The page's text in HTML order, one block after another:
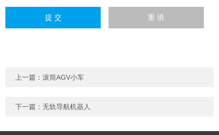
上一篇：滚筒AGV小车
下一篇：无轨导航机器人